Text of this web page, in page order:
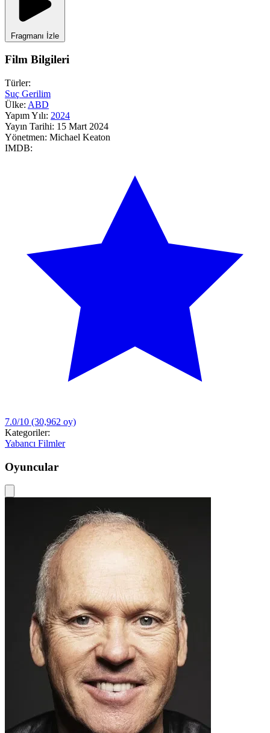
Fragmanı İzle
Film Bilgileri
Türler:
Suç Gerilim
Ülke: ABD
Yapım Yılı: 2024
Yayın Tarihi: 15 Mart 2024
Yönetmen: Michael Keaton
IMDB:
7.0/10 (30,962 oy)
Kategoriler:
Yabancı Filmler
Oyuncular